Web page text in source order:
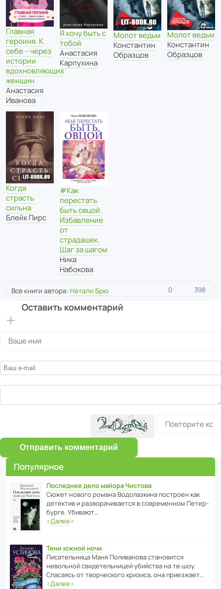
Главная
героиня. К
себе – через
истории
вдохновляющих
женщин
Анастасия
Иванова
Я хочу быть с
тобой
Анастасия
Карпухина
Молот ведьм
Константин
Образцов
Молот ведьм
Константин
Образцов
Когда
страсть
сильна
Блейк Пирс
#Как
перестать
быть овцой.
Избавление
от
страдашек.
Шаг за шагом
Ника
Набокова
Все книги автора: Натали Брю 0 398
Оставить комментарий
Отправить комментарий
Популярное
Последнее дело майора Чистова
Сюжет нового романа Водо­ла­з­кина пост­роен как
дете­ктив и разво­ра­чи­ва­ется в совре­менном Пете­р­
бурге. Убивают…
‹Далее›
Тени южной ночи
Писа­тель­ница Маня Поли­ва­нова стано­вится
невольной свиде­тель­ницей убийства на тв-шоу.
Спасаясь от твор­че­с­кого кризиса, она приезжает…
‹Далее›